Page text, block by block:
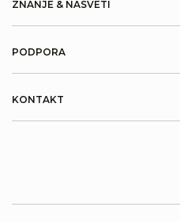
ZNANJE & NASVETI
PODPORA
KONTAKT